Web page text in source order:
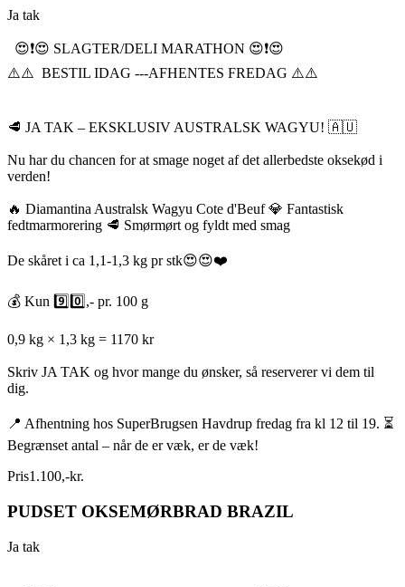
Ja tak
😍❗️😍 SLAGTER/DELI MARATHON 😍❗️😍
⚠️⚠️ BESTIL IDAG ---AFHENTES FREDAG ⚠️⚠️
🥩 JA TAK – EKSKLUSIV AUSTRALSK WAGYU! 🇦🇺
Nu har du chancen for at smage noget af det allerbedste oksekød i
verden!
🔥 Diamantina Australsk Wagyu Cote d'Beuf 💎 Fantastisk
fedtmarmorering 🥩 Smørmørt og fyldt med smag
De skåret i ca 1,1-1,3 kg pr stk😍😍❤️
💰 Kun 9️⃣0️⃣,- pr. 100 g
0,9 kg × 1,3 kg = 1170 kr
Skriv JA TAK og hvor mange du ønsker, så reserverer vi dem til
dig.
📍 Afhentning hos SuperBrugsen Havdrup fredag fra kl 12 til 19. ⏳
Begrænset antal – når de er væk, er de væk!
Pris1.100,-kr.
PUDSET OKSEMØRBRAD BRAZIL
Ja tak